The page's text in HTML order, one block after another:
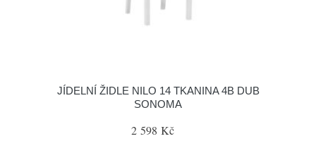
JÍDELNÍ ŽIDLE NILO 14 TKANINA 4B DUB
SONOMA
2 598 Kč